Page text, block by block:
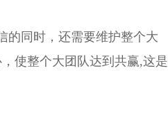
的同时，还需要维护整个大
使整个大团队达到共赢,这是